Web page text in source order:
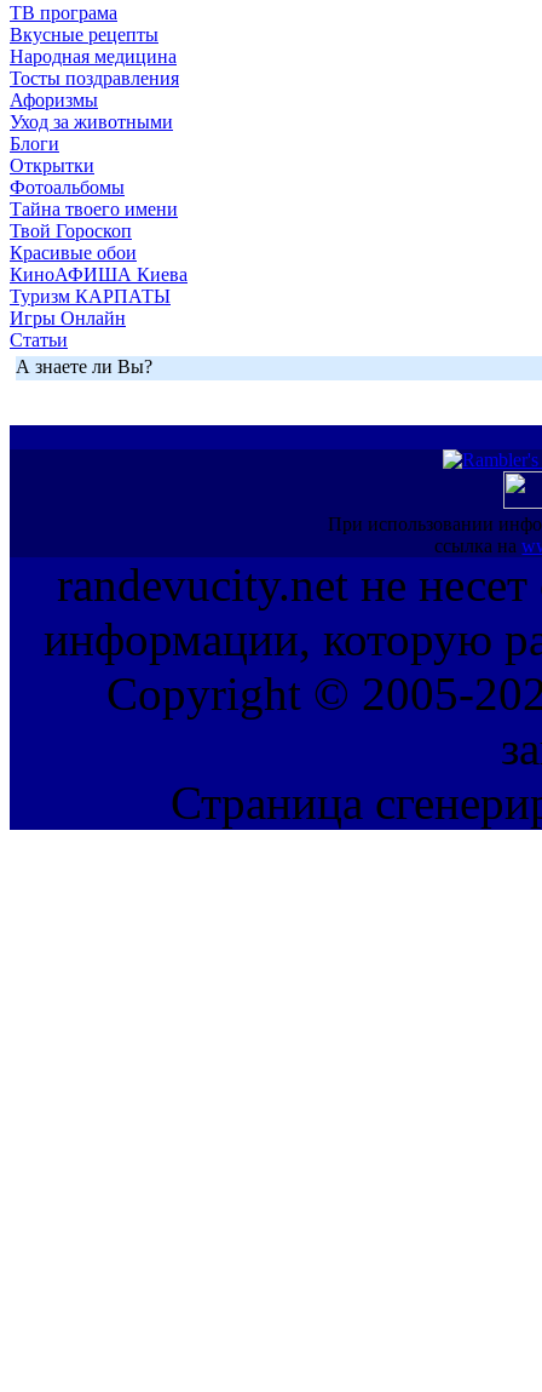
ТВ програма
Вкусные рецепты
Народная медицина
Тосты поздравления
Афоризмы
Уход за животными
Блоги
Открытки
Фотоальбомы
Тайна твоего имени
Твой Гороскоп
Красивые обои
КиноАФИША Киева
Туризм КАРПАТЫ
Игры Онлайн
Статьи
А знаете ли Вы?
При использовании
ссылка на
randevucity.net не несет
информации, которую
Copyright © 2005-
Страница